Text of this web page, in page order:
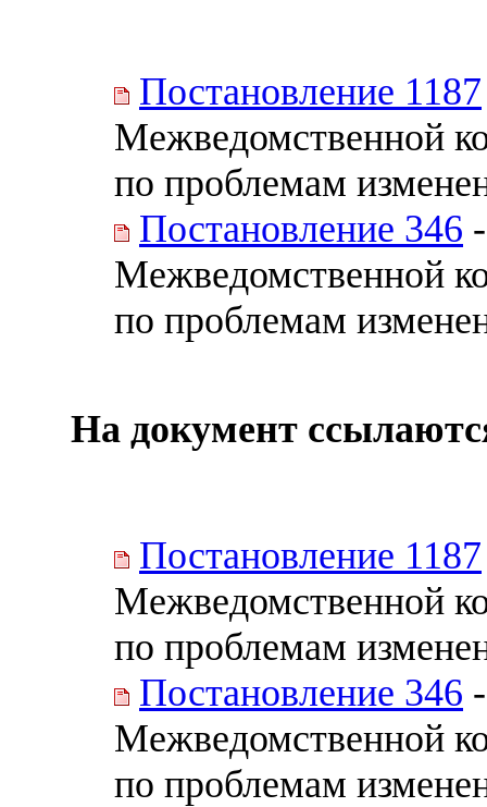
Постановление 1187
Межведомственной
по проблемам
Постановление 346
Межведомственной
по проблемам
На документ
Постановление 1187
Межведомственной
по проблемам
Постановление 346
Межведомственной
по проблемам